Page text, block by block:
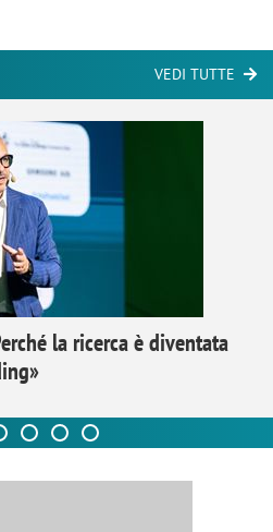
VEDI TUTTE
la ricerca è diventata